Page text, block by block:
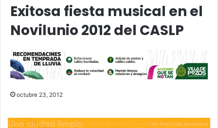
Exitosa fiesta musical en el
Novilunio 2012 del CASLP
octubre 23, 2012